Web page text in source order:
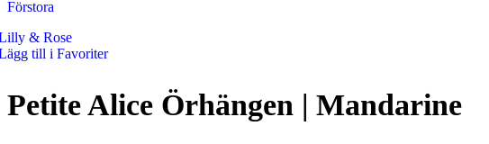
Armband Barn
Förstora
& Rose
till i Favoriter
Petite Alice Örhängen | Mandarine